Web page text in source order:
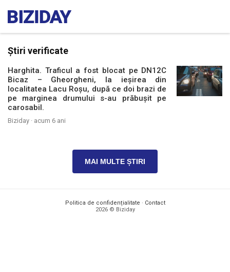
Știri verificate
Harghita. Traficul a fost blocat pe DN12C
Bicaz – Gheorgheni, la ieșirea din
localitatea Lacu Roșu, după ce doi brazi de
pe marginea drumului s-au prăbușit pe
carosabil.
Biziday · acum 6 ani
MAI MULTE ȘTIRI
Politica de confidențialitate · Contact
2026 © Biziday